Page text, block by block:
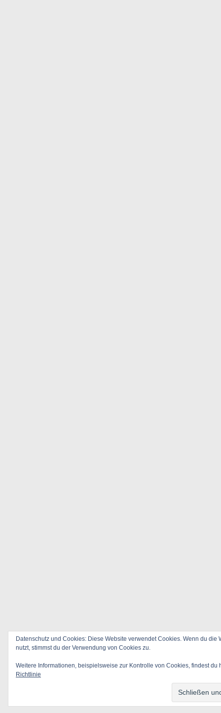
Datenschutz und Cookies: Diese Website verwendet Cookies. Wenn du die
nutzt, stimmst du der Verwendung von Cookies zu.
Weitere Informationen, beispielsweise zur Kontrolle von Cookies, findest du
Richtlinie